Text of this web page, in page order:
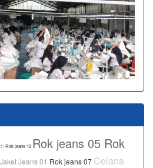
Rok jeans 12 Rok jeans 05 Rok
Jaket Jeans 01 Rok jeans 07 Celana